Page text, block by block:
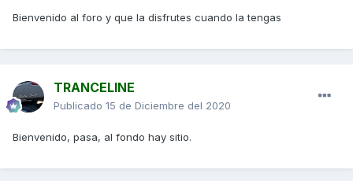
Bienvenido al foro y que la disfrutes cuando la tengas
TRANCELINE
Publicado 15 de Diciembre del 2020
Bienvenido, pasa, al fondo hay sitio.